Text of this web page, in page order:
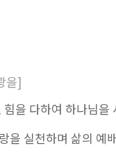
을]
을 다하여 하나님을
을 실천하며 삶의 예